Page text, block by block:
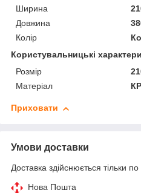
Ширина
Довжина
Колір
Користувальницькі
Розмір
Матеріал
Приховати
Умови доставки
Доставка здійснюється тільки
Нова Пошта